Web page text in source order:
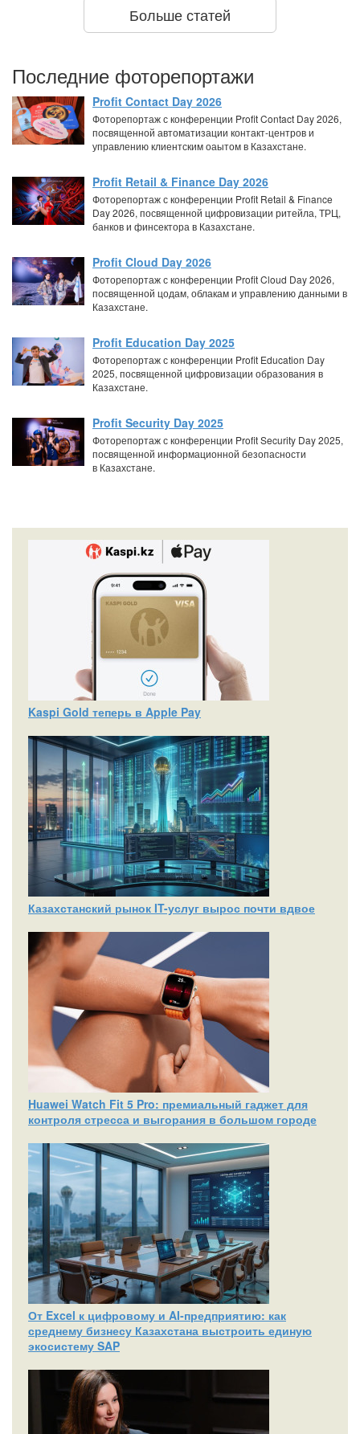
Больше статей
Последние фоторепортажи
Profit Contact Day 2026
Фоторепортаж с конференции Profit Contact Day 2026,
посвященной автоматизации контакт-центров и
управлению клиентским оаытом в Казахстане.
Profit Retail & Finance Day 2026
Фоторепортаж с конференции Profit Retail & Finance
Day 2026, посвященной цифровизации ритейла, ТРЦ,
банков и финсектора в Казахстане.
Profit Cloud Day 2026
Фоторепортаж с конференции Profit Cloud Day 2026,
посвященной цодам, облакам и управлению данными в
Казахстане.
Profit Education Day 2025
Фоторепортаж с конференции Profit Education Day
2025, посвященной цифровизации образования в
Казахстане.
Profit Security Day 2025
Фоторепортаж с конференции Profit Security Day 2025,
посвященной информационной безопасности
в Казахстане.
Kaspi Gold теперь в Apple Pay
Казахстанский рынок IT-услуг вырос почти вдвое
Huawei Watch Fit 5 Pro: премиальный гаджет для
контроля стресса и выгорания в большом городе
От Excel к цифровому и AI‑предприятию: как
среднему бизнесу Казахстана выстроить единую
экосистему SAP